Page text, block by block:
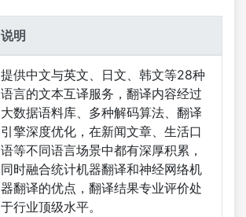
说明
提供中文与英文、日文、韩文等28种
语言的文本互译服务，翻译内容经过
大数据语料库、多种解码算法、翻译
引擎深度优化，在新闻文章、生活口
语等不同语言场景中都有深厚积累，
同时融合统计机器翻译和神经网络机
器翻译的优点，翻译结果专业评价处
于行业顶级水平。